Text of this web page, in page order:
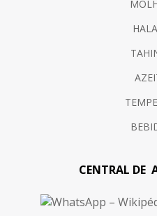
CENTRAL DE